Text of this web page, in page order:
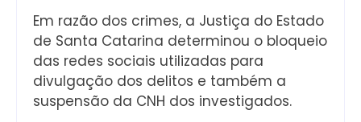
Em razão dos crimes, a Justiça do Estado
de Santa Catarina determinou o bloqueio
das redes sociais utilizadas para
divulgação dos delitos e também a
suspensão da CNH dos investigados.